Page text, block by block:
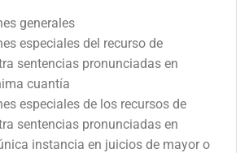
generales
especiales del recurso de
sentencias pronunciadas en
cuantía
especiales de los recursos de
sentencias pronunciadas en
instancia en juicios de mayor o